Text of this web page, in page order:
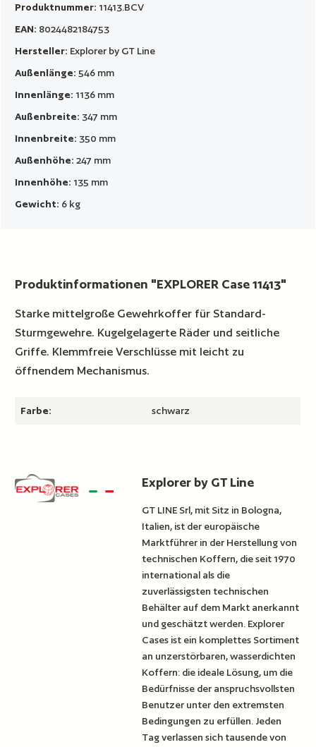
Produktnummer: 11413.BCV
EAN: 8024482184753
Hersteller: Explorer by GT Line
Außenlänge: 546 mm
Innenlänge: 1136 mm
Außenbreite: 347 mm
Innenbreite: 350 mm
Außenhöhe:247 mm
Innenhöhe: 135 mm
Gewicht: 6 kg
Produktinformationen "EXPLORER Case 11413"
Starke mittelgroße Gewehrkoffer für Standard-
Sturmgewehre. Kugelgelagerte Räder und seitliche
Griffe. Klemmfreie Verschlüsse mit leicht zu
öffnendem Mechanismus.
Farbe: schwarz
Explorer by GT Line
GT LINE Srl, mit Sitz in Bologna,
Italien, ist der europäische
Marktführer in der Herstellung von
technischen Koffern, die seit 1970
international als die
zuverlässigsten technischen
Behälter auf dem Markt anerkannt
und geschätzt werden. Explorer
Cases ist ein komplettes Sortiment
an unzerstörbaren, wasserdichten
Koffern: die ideale Lösung, um die
Bedürfnisse der anspruchsvollsten
Benutzer unter den extremsten
Bedingungen zu erfüllen. Jeden
Tag verlassen sich tausende von